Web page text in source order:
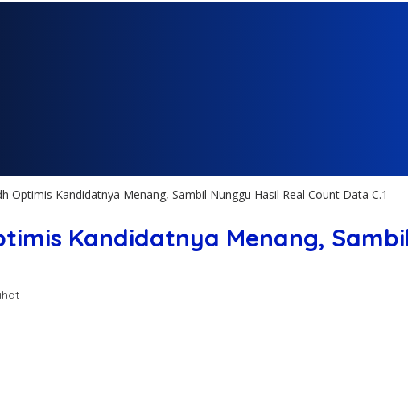
Optimis Kandidatnya Menang, Sambil Nunggu Hasil Real Count Data C.1
Kandidatnya Menang,